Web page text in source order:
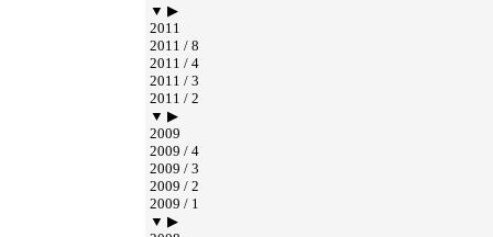
▼ ▶
2011
2011 / 8
2011 / 4
2011 / 3
2011 / 2
▼ ▶
2009
2009 / 4
2009 / 3
2009 / 2
2009 / 1
▼ ▶